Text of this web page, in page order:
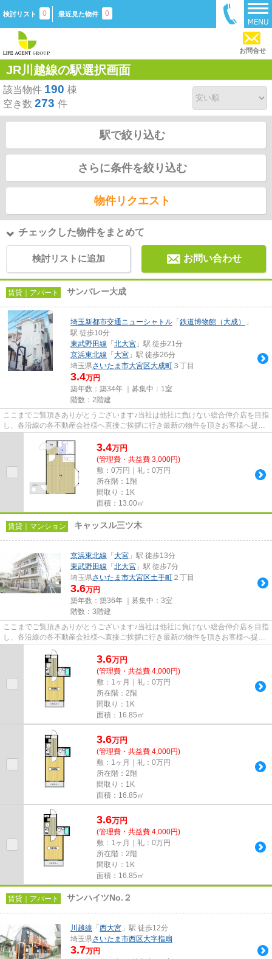
検討リスト 0 最近見た物件 0
お問合せ
JR川越線の駅選択画面
該当物件 190 棟
空き数 273 件
駅で絞り込む
さらに条件を絞り込む
物件リクエスト
チェックした物件をまとめて
検討リストに追加 お問い合わせ
賃貸｜アパート サンバレー大成
埼玉新都市交通ニューシャトル 「 鉄道博物館（大成）
」
駅 徒歩10分
東武野田線 「 北大宮 」駅 徒歩21分
京浜東北線 「 大宮 」駅 徒歩26分
埼玉県さいたま市大宮区大成町 ３丁目
3.4万円
築年数：築34年 ｜募集中： 1室
階数：2階建
ここまでご覧頂きありがとうございます♪当社は他社に負けない総合仲介店を目指
し、各沿線の各不動産会社様へ直接ご挨拶に行き最新の物件を頂きお客様へ提供
3.4万円
(管理費・共益費 3,000円)
敷：0万円｜礼：0万円
所在階：1階
間取り：1K
面積：13.00㎡
賃貸｜マンション キャッスル三ツ木
京浜東北線 「 大宮 」駅 徒歩13分
東武野田線 「 北大宮 」駅 徒歩7分
埼玉県さいたま市大宮区土手町 ２丁目
3.6万円
築年数：築36年 ｜募集中： 3室
階数：3階建
ここまでご覧頂きありがとうございます♪当社は他社に負けない総合仲介店を目指
し、各沿線の各不動産会社様へ直接ご挨拶に行き最新の物件を頂きお客様へ提供
しております！最新の情報は...
3.6万円
(管理費・共益費 4,000円)
敷：1ヶ月｜礼：0万円
所在階：2階
間取り：1K
面積：16.85㎡
3.6万円
(管理費・共益費 4,000円)
敷：1ヶ月｜礼：0万円
所在階：2階
間取り：1K
面積：16.85㎡
3.6万円
(管理費・共益費 4,000円)
敷：1ヶ月｜礼：0万円
所在階：2階
間取り：1K
面積：16.85㎡
賃貸｜アパート サンハイツNo.２
川越線 「 西大宮 」駅 徒歩12分
埼玉県さいたま市西区大字指扇
3.7万円